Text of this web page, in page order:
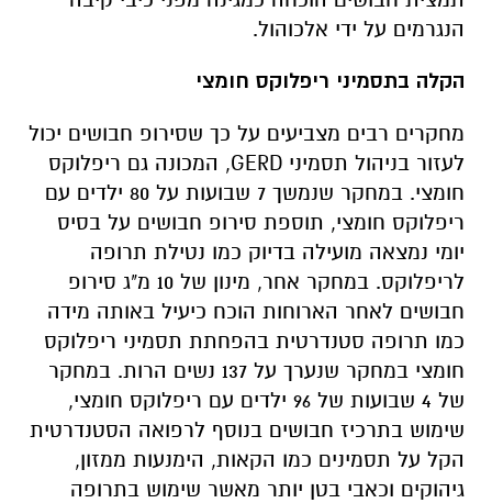
הנגרמים על ידי אלכוהול.
הקלה בתסמיני ריפלוקס חומצי
מחקרים רבים מצביעים על כך שסירופ חבושים יכול
לעזור בניהול תסמיני GERD, המכונה גם ריפלוקס
חומצי. במחקר שנמשך 7 שבועות על 80 ילדים עם
ריפלוקס חומצי, תוספת סירופ חבושים על בסיס
יומי נמצאה מועילה בדיוק כמו נטילת תרופה
לריפלוקס. במחקר אחר, מינון של 10 מ"ג סירופ
חבושים לאחר הארוחות הוכח כיעיל באותה מידה
כמו תרופה סטנדרטית בהפחתת תסמיני ריפלוקס
חומצי במחקר שנערך על 137 נשים הרות. במחקר
של 4 שבועות של 96 ילדים עם ריפלוקס חומצי,
שימוש בתרכיז חבושים בנוסף לרפואה הסטנדרטית
הקל על תסמינים כמו הקאות, הימנעות ממזון,
גיהוקים וכאבי בטן יותר מאשר שימוש בתרופה